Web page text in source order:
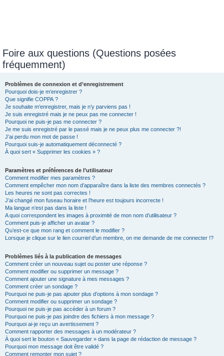
Foire aux questions (Questions posées
fréquemment)
Problèmes de connexion et d’enregistrement
Pourquoi dois-je m’enregistrer ?
Que signifie COPPA ?
Je souhaite m’enregistrer, mais je n’y parviens pas !
Je suis enregistré mais je ne peux pas me connecter !
Pourquoi ne puis-je pas me connecter ?
Je me suis enregistré par le passé mais je ne peux plus me connecter ?!
J’ai perdu mon mot de passe !
Pourquoi suis-je automatiquement déconnecté ?
À quoi sert « Supprimer les cookies » ?
Paramètres et préférences de l’utilisateur
Comment modifier mes paramètres ?
Comment empêcher mon nom d’apparaître dans la liste des membres connectés ?
Les heures ne sont pas correctes !
J’ai changé mon fuseau horaire et l’heure est toujours incorrecte !
Ma langue n’est pas dans la liste !
A quoi correspondent les images à proximité de mon nom d’utilisateur ?
Comment puis-je afficher un avatar ?
Qu’est-ce que mon rang et comment le modifier ?
Lorsque je clique sur le lien courrield’un membre, on me demande de me connecter !?
Problèmes liés à la publication de messages
Comment créer un nouveau sujet ou poster une réponse ?
Comment modifier ou supprimer un message ?
Comment ajouter une signature à mes messages ?
Comment créer un sondage ?
Pourquoi ne puis-je pas ajouter plus d’options à mon sondage ?
Comment modifier ou supprimer un sondage ?
Pourquoi ne puis-je pas accéder à un forum ?
Pourquoi ne puis-je pas joindre des fichiers à mon message ?
Pourquoi ai-je reçu un avertissement ?
Comment rapporter des messages à un modérateur ?
À quoi sert le bouton « Sauvegarder » dans la page de rédaction de message ?
Pourquoi mon message doit être validé ?
Comment remonter mon sujet ?